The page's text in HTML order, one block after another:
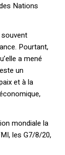
Nations
souvent
Pourtant,
a mené
un
et à la
mondiale la
les G7/8/20,